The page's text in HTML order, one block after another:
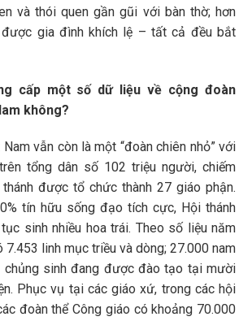
và thói quen gần gũi với bàn thờ; hơn
gia đình khích lệ – tất cả đều bắt
cấp một số dữ liệu về cộng đoàn
không?
vẫn còn là một “đoàn chiên nhỏ” với
tổng dân số 102 triệu người, chiếm
được tổ chức thành 27 giáo phận.
tín hữu sống đạo tích cực, Hội thánh
sinh nhiều hoa trái. Theo số liệu năm
7.453 linh mục triều và dòng; 27.000 nam
chủng sinh đang được đào tạo tại mười
Phục vụ tại các giáo xứ, trong các hội
đoàn thể Công giáo có khoảng 70.000